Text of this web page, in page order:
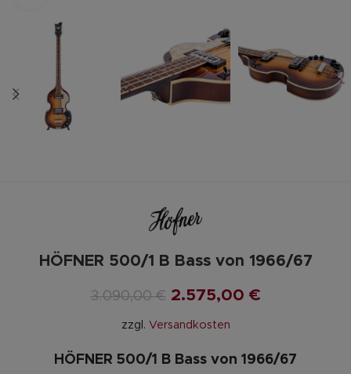
HÖFNER 500/1 B Bass von 1966/67
3.090,00€ 2.575,00 €
zzgl. Versandkosten
HÖFNER 500/1 B Bass von 1966/67